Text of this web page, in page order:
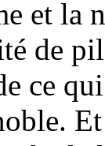
et la
de
ce